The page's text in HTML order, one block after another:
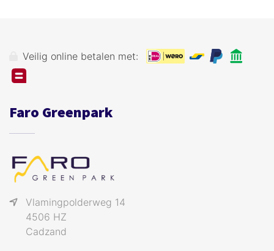
Veilig online betalen met:
Faro Greenpark
Vlamingpolderweg 14
4506 HZ
Cadzand